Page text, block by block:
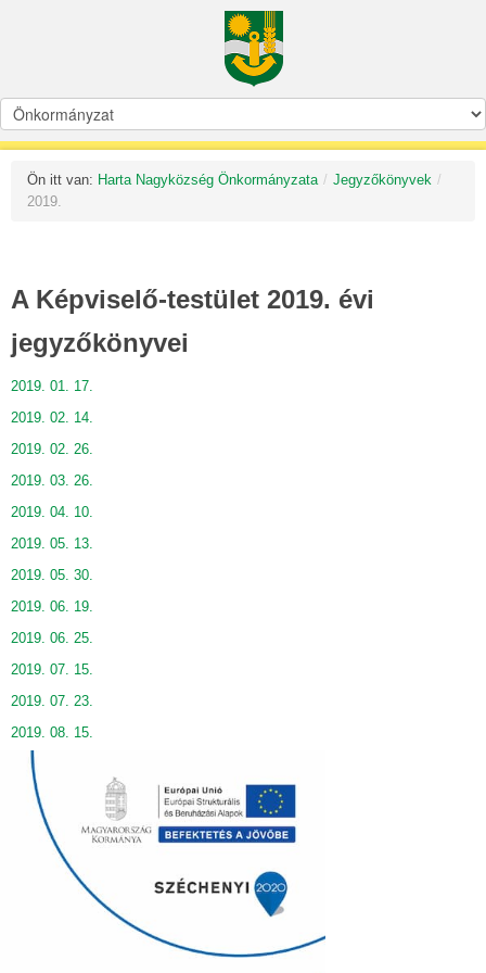
Ön itt van: Harta Nagyközség Önkormányzata / Jegyzőkönyvek /
2019.
A Képviselő-testület 2019. évi
jegyzőkönyvei
2019. 01. 17.
2019. 02. 14.
2019. 02. 26.
2019. 03. 26.
2019. 04. 10.
2019. 05. 13.
2019. 05. 30.
2019. 06. 19.
2019. 06. 25.
2019. 07. 15.
2019. 07. 23.
2019. 08. 15.
2019. 08. 29.
2019. 09. 26.
2019. 10. 24. - Alakuló ülés
2019. 11. 28.
2019. 12. 02.
2019. 12. 19. - Közmeghallgatás